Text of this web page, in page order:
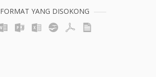
FORMAT YANG DISOKONG